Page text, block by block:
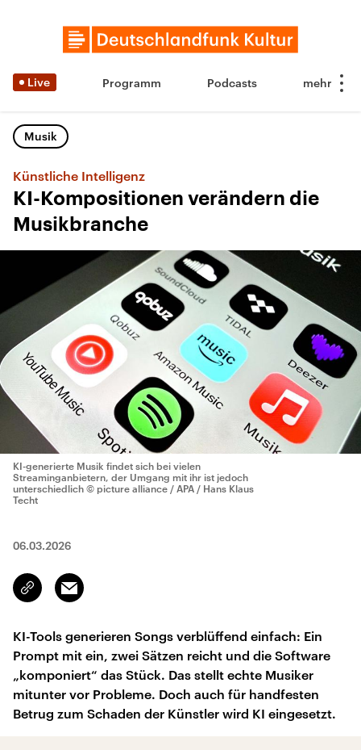
Live Programm Podcasts
Musik
Künstliche Intelligenz
KI-Kompositionen verändern die
Musikbranche
KI-generierte Musik findet sich bei vielen
Streaminganbietern, der Umgang mit ihr ist jedoch
unterschiedlich © picture alliance / APA / Hans Klaus
Techt
06.03.2026
Link
kopieren/teilen
Email
KI-Tools generieren Songs verblüffend einfach: Ein
Prompt mit ein, zwei Sätzen reicht und die Software
„komponiert“ das Stück. Das stellt echte Musiker
mitunter vor Probleme. Doch auch für handfesten
Betrug zum Schaden der Künstler wird KI eingesetzt.